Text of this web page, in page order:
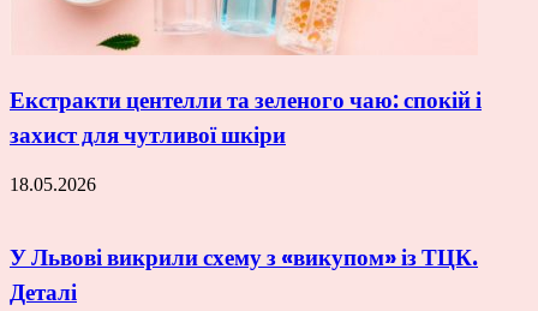
Екстракти центелли та зеленого чаю: спокій і
захист для чутливої шкіри
18.05.2026
У Львові викрили схему з «викупом» із ТЦК.
Деталі